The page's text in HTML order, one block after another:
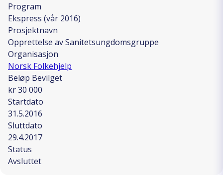
Program
Ekspress (vår 2016)
Prosjektnavn
Opprettelse av Sanitetsungdomsgruppe
Organisasjon
Norsk Folkehjelp
Beløp Bevilget
kr 30 000
Startdato
31.5.2016
Sluttdato
29.4.2017
Status
Avsluttet